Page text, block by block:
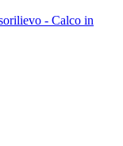
- Calco in